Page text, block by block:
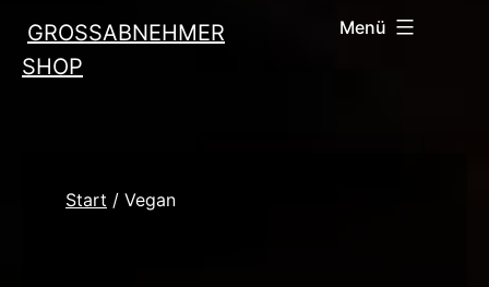
GROSSABNEHMER
SHOP
Menü
Start / Vegan